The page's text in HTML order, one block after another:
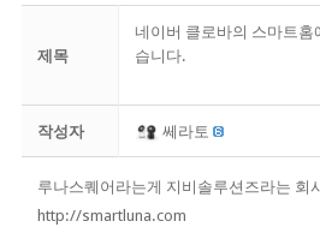
제목
네이버 클로바의 스마트
습니다.
작성자 쎄라토
루나스퀘어라는게 지비솔루션즈라는 회
http://smartluna.com